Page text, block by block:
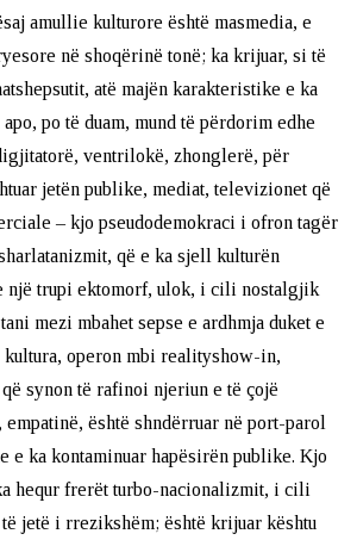
amullie kulturore është masmedia, e
në shoqërinë tonë; ka krijuar, si të
atë majën karakteristike e ka
po të duam, mund të përdorim edhe
ventrilokë, zhonglerë, për
jetën publike, mediat, televizionet që
– kjo pseudodemokraci i ofron tagër
që e ka sjell kulturën
një trupi ektomorf, ulok, i cili nostalgjik
mezi mbahet sepse e ardhmja duket e
operon mbi realityshow-in,
synon të rafinoi njeriun e të çojë
empatinë, është shndërruar në port-parol
e ka kontaminuar hapësirën publike. Kjo
hequr frerët turbo-nacionalizmit, i cili
jetë i rrezikshëm; është krijuar kështu